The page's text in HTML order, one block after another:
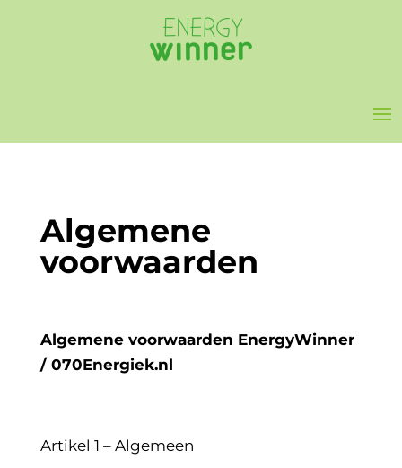
Algemene
voorwaarden
Algemene voorwaarden EnergyWinner
/ 070Energiek.nl
Artikel 1 – Algemeen